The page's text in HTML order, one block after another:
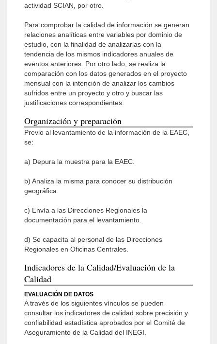
actividad SCIAN, por otro.
Para comprobar la calidad de información se generan
relaciones analíticas entre variables por dominio de
estudio, con la finalidad de analizarlas con la
tendencia de los mismos indicadores anuales de
eventos anteriores. Por otro lado, se realiza la
comparación con los datos generados en el proyecto
mensual con la intención de analizar los cambios
sufridos entre un proyecto y otro y buscar las
justificaciones correspondientes.
Organización y preparación
Previo al levantamiento de la información de la EAEC,
se:
a) Depura la muestra para la EAEC.
b) Analiza la misma para conocer su distribución
geográfica.
c) Envía a las Direcciones Regionales la
documentación para el levantamiento.
d) Se capacita al personal de las Direcciones
Regionales en Oficinas Centrales.
Indicadores de la Calidad/Evaluación de la
Calidad
EVALUACIÓN DE DATOS
A través de los siguientes vínculos se pueden
consultar los indicadores de calidad sobre precisión y
confiabilidad estadística aprobados por el Comité de
Aseguramiento de la Calidad del INEGI.